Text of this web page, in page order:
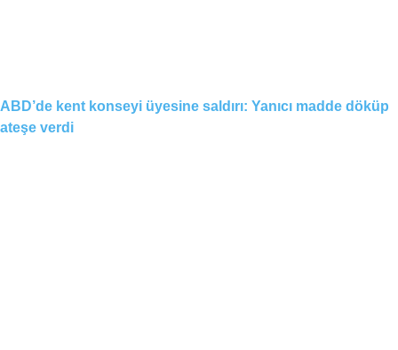
ABD’de kent konseyi üyesine saldırı: Yanıcı madde döküp
ateşe verdi